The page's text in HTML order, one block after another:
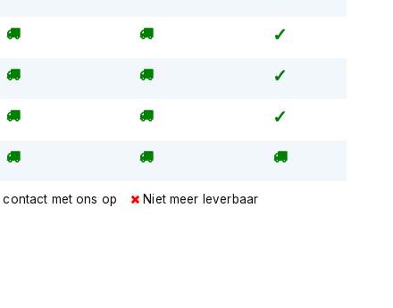
contact met ons op Niet meer leverbaar